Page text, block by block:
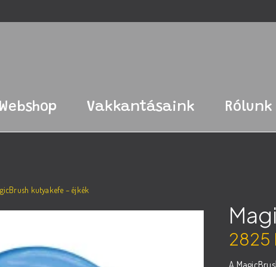
Webshop Vakkantásaink Rólunk
kutyakefe – éjkék
2825
A